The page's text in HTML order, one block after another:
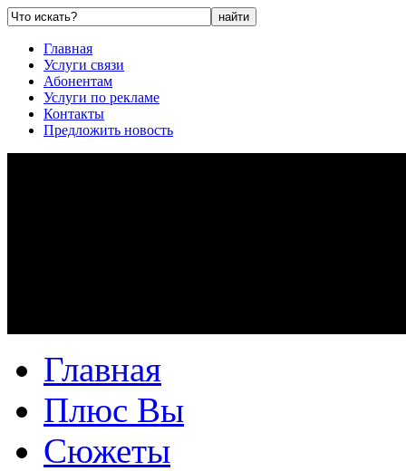
Главная
Услуги связи
Абонентам
Услуги по рекламе
Контакты
Предложить новость
Главная
Плюс Вы
Сюжеты